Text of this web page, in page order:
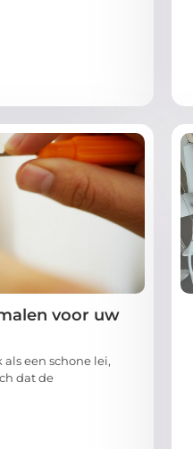
voor uw
een schone lei,
dat de